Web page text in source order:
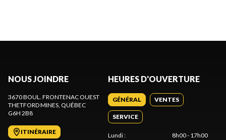
NOUS JOINDRE
3670 BOUL. FRONTENAC OUEST
THETFORD MINES, QUÉBEC
G6H 2B8
ITINÉRAIRE
HEURES D'OUVERTURE
GÉNÉRAL VENTES
SERVICE
Lundi:
8h00 - 17h00